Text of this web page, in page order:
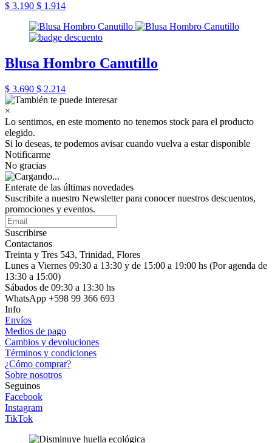
$ 3.190 $ 1.914
Blusa Hombro Canutillo
$ 3.690 $ 2.214
×
Lo sentimos, en este momento no tenemos stock para el producto
elegido.
Si lo deseas, te podemos avisar cuando vuelva a estar disponible
Notificarme
No gracias
Enterate de las últimas novedades
Suscribite a nuestro Newsletter para conocer nuestros descuentos,
promociones y eventos.
Suscribirse
Contactanos
Treinta y Tres 543, Trinidad, Flores
Lunes a Viernes 09:30 a 13:30 y de 15:00 a 19:00 hs (Por agenda de
13:30 a 15:00)
Sábados de 09:30 a 13:30 hs
WhatsApp +598 99 366 693
Info
Envíos
Medios de pago
Cambios y devoluciones
Términos y condiciones
¿Cómo comprar?
Sobre nosotros
Seguinos
Facebook
Instagram
TikTok